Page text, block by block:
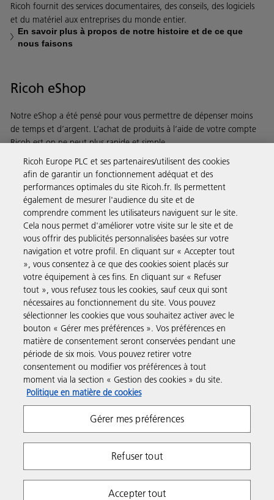
Ricoh fournit des services documentaires, des conseils, des logiciels
et du matériel aux entreprises du monde entier.
En savoir plus à propos de notre histoire et de ce que
nous faisons
Ricoh eShop
Notre eShop a été pensé pour vous permettre de dépenser moins
de temps et d’argent. L’achat de produits à l’aide de votre compte
Ricoh est on ne peut plus rapide et simple.
En savoir plus
Solutions pour les entreprises
Produits et Services
Assistance & Contact
Ressources
Suivez-nous
Respect de la vie privée
Conditions d'utilisation
Ricoh Europe PLC et ses partenaires/utilisent des cookies
afin de garantir un fonctionnement adéquat et des
performances optimales du site Ricoh.fr. Ils permettent
également de mesurer l'audience du site et de
comprendre comment les utilisateurs naviguent sur le site.
Cela nous permet d'améliorer votre visite sur le site et de
vous offrir des publicités personnalisées basées sur votre
navigation et votre profil. En cliquant sur « Accepter tout
», vous consentez à ce que des cookies soient placés sur
votre équipement à ces fins. En cliquant sur « Refuser
tout », vous refusez tous les cookies, sauf ceux qui sont
nécessaires au fonctionnement du site. Vous pouvez
sélectionner les cookies que vous souhaitez activer avec le
bouton « Gérer mes préférences ». Vos préférences en
matière de consentement seront conservées pendant une
période de six mois. Vous pouvez retirer votre
consentement ou modifier vos préférences à tout
moment via la section « Gestion des cookies » du site.
Politique en matière de cookies
Gérer mes préférences
Refuser tout
Accepter tout